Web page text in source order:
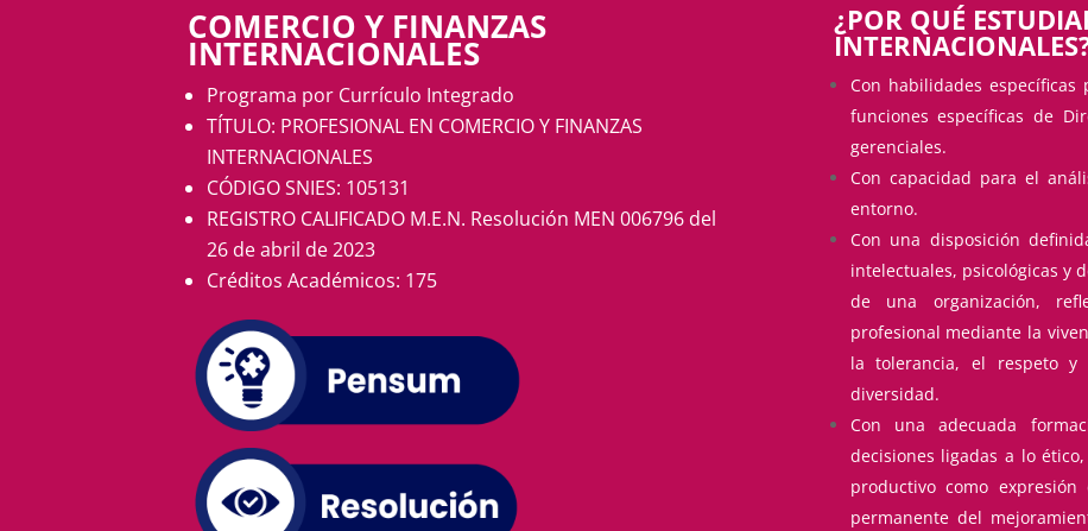
COMERCIO Y FINANZAS
INTERNACIONALES
Programa por Currículo Integrado
TÍTULO: PROFESIONAL EN COMERCIO Y FINANZAS
INTERNACIONALES
CÓDIGO SNIES: 105131
REGISTRO CALIFICADO M.E.N. Resolución MEN 006796 del
26 de abril de 2023
Créditos Académicos: 175
¿POR QUÉ
Con habilidades
funciones específicas de
gerenciales.
Con capacidad para el
entorno.
Con una disposición
intelectuales, psicológicas y
de una organización,
profesional mediante la
la tolerancia, el respeto
diversidad.
Con una adecuada
decisiones ligadas a lo
productivo como
permanente del